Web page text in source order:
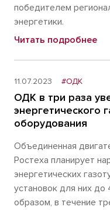
победителем
энергетики.
Читать подробнее
11.07.2023 #ОДК
ОДК в три раза
энергетического
оборудования
Объединенная
Ростеха планирует
энергетических
установок для них
образом, в течение